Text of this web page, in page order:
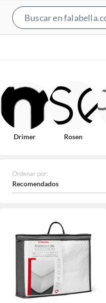
Drimer Rosen
Ordenar por:
Recomendados